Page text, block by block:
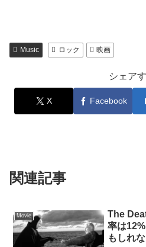
Music ロック 映画
シェア
X Facebook
関連記事
Movie
The
率は
もしれ